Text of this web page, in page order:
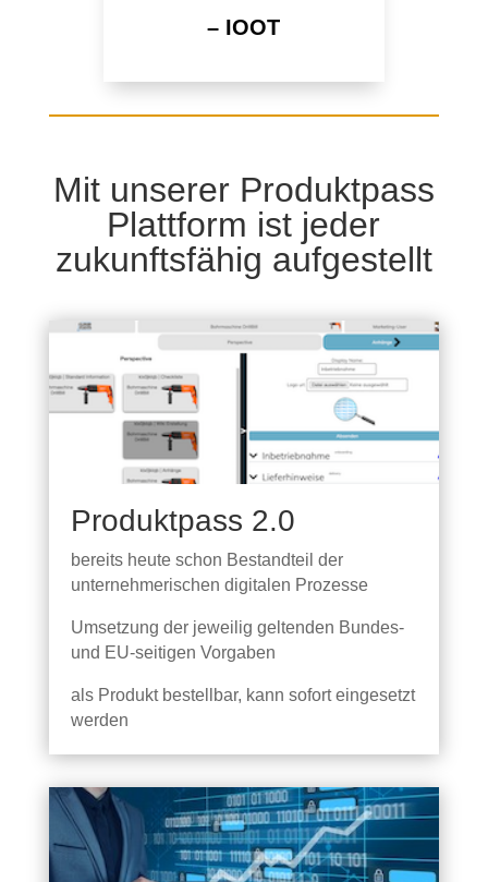
– IOOT
Mit unserer Produktpass
Plattform ist jeder
zukunftsfähig aufgestellt
Produktpass 2.0
bereits heute schon Bestandteil der
unternehmerischen digitalen Prozesse
Umsetzung der jeweilig geltenden Bundes-
und EU-seitigen Vorgaben
als Produkt bestellbar, kann sofort eingesetzt
werden